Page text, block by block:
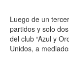
Luego de un
partidos y solo
del club “Azul y
Unidos, a